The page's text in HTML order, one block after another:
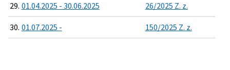
29. 01.04.2025 - 30.06.2025 26/2025 Z. z.
30. 01.07.2025 - 150/2025 Z. z.